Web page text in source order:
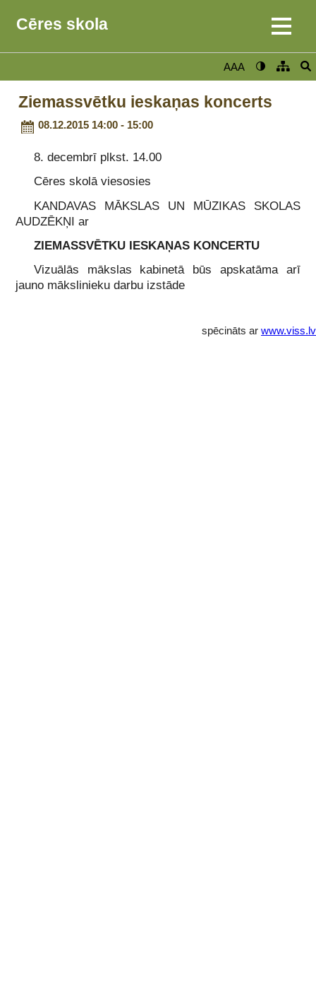
Cēres skola
AAA
Ziemassvētku ieskaņas koncerts
08.12.2015 14:00 - 15:00
8. decembrī plkst. 14.00
Cēres skolā viesosies
KANDAVAS MĀKSLAS UN MŪZIKAS SKOLAS
AUDZĒKŅI ar
ZIEMASSVĒTKU IESKAŅAS KONCERTU
Vizuālās mākslas kabinetā būs apskatāma arī
jauno mākslinieku darbu izstāde
spēcināts ar www.viss.lv